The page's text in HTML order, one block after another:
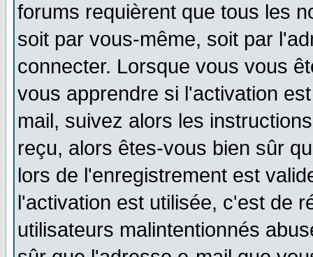
forums requièrent que tous les
soit par vous-même, soit par
connecter. Lorsque vous vous
vous apprendre si l'activation
mail, suivez alors les
reçu, alors êtes-vous bien sûr
lors de l'enregistrement est
l'activation est utilisée, c'est de
utilisateurs malintentionnés